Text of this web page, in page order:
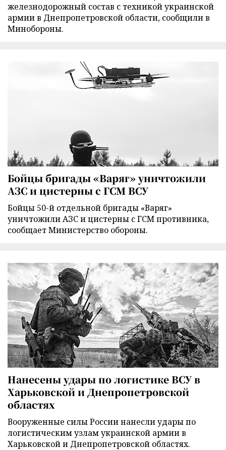
железнодорожный состав с техникой украинской
армии в Днепропетровской области, сообщили в
Минобороны.
Бойцы бригады «Варяг» уничтожили
АЗС и цистерны с ГСМ ВСУ
Бойцы 50-й отдельной бригады «Варяг»
уничтожили АЗС и цистерны с ГСМ противника,
сообщает Министерство обороны.
Нанесены удары по логистике ВСУ в
Харьковской и Днепропетровской
областях
Вооруженные силы России нанесли удары по
логистическим узлам украинской армии в
Харьковской и Днепропетровской областях.